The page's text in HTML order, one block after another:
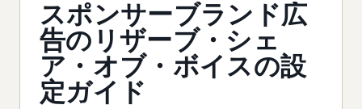
スポンサーブランド広
告のリザーブ・シェ
ア・オブ・ボイスの設
定ガイド